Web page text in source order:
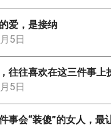
爱，是接纳
5日
往往喜欢在这三件事上
5日
事会“装傻”的女人，最